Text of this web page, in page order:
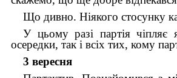
Що дивно. Ніякого стосунку
У цьому разі партія чіпляє
осередки, так і всіх тих, кому
3 вересня